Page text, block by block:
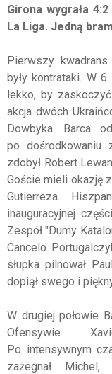
Girona wygrała
La Liga. Jedną
Pierwszy kwadrans
były kontrataki. W
lekko, by
akcja dwóch
Dowbyka. Barca
po dośrodkowaniu
zdobył Robert
Goście mieli okazję
Gutierreza.
inauguracyjnej
Zespół "Dumy
Cancelo.
słupka pilnował
dopiął swego i
W drugiej połowie
Ofensywie
Po intensywnym
zażegnał Michel,